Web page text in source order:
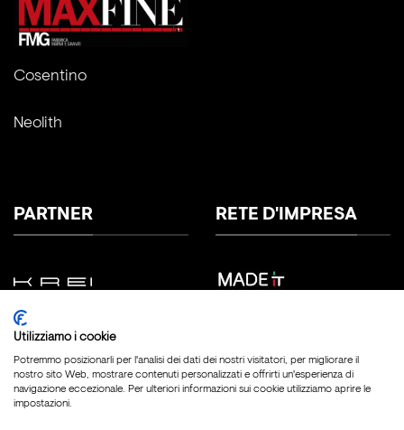
Cosentino
Neolith
PARTNER RETE D'IMPRESA
Utilizziamo i cookie
Potremmo posizionarli per l'analisi dei dati dei nostri visitatori, per migliorare il
nostro sito Web, mostrare contenuti personalizzati e offrirti un'esperienza di
navigazione eccezionale. Per ulteriori informazioni sui cookie utilizziamo aprire le
impostazioni.